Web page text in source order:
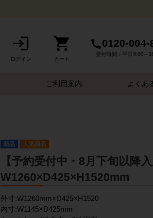
ログイン カート
0120-004-
受付時間：平日9:00～
ご利用案内 よくあ
新品 人気商品
【予約受付中・8月下旬以降
W1260×D425×H1520mm
外寸:W1260mm×D425×H1520
内寸:W1145×D425mm